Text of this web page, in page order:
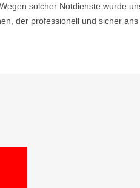
solcher Notdienste wurde
der professionell und sicher ans